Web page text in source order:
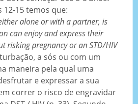
12-15 temos que:
alone or with a partner, is
can enjoy and express their
risking pregnancy or an STD/HIV
a sós ou com um
maneira pela qual uma
e expressar a sua
correr o risco de engravidar